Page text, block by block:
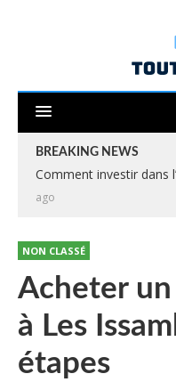
BREAKING NEWS
Comment investir dans
ago
NON CLASSÉ
Acheter
à Les
étapes